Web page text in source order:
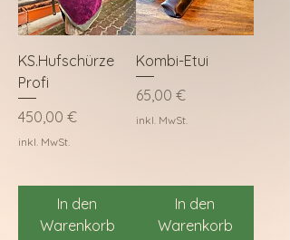
KS.Hufschürze
Profi
Preis
450,00 €
inkl. MwSt.
In den
Warenkorb
Kombi-Etui
Preis
65,00 €
inkl. MwSt.
In den
Warenkorb